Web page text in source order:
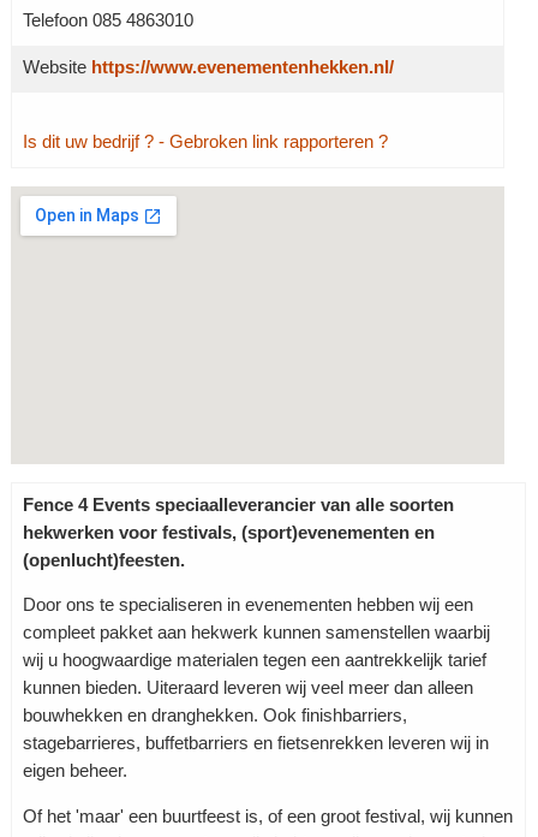
Telefoon 085 4863010
Website https://www.evenementenhekken.nl/
Is dit uw bedrijf ? - Gebroken link rapporteren ?
Grotere kaart weergeven
Fence 4 Events speciaalleverancier van alle soorten
hekwerken voor festivals, (sport)evenementen en
(openlucht)feesten.
Door ons te specialiseren in evenementen hebben wij een
compleet pakket aan hekwerk kunnen samenstellen waarbij
wij u hoogwaardige materialen tegen een aantrekkelijk tarief
kunnen bieden. Uiteraard leveren wij veel meer dan alleen
bouwhekken en dranghekken. Ook finishbarriers,
stagebarrieres, buffetbarriers en fietsenrekken leveren wij in
eigen beheer.
Of het 'maar' een buurtfeest is, of een groot festival, wij kunnen